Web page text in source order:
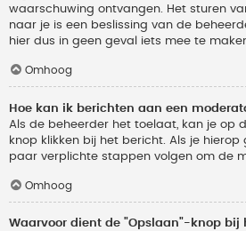
waarschuwing ontvangen. Het sturen
naar je is een beslissing van de
hier dus in geen geval iets mee te
Omhoog
Hoe kan ik berichten aan een
Als de beheerder het toelaat, kan je op
knop klikken bij het bericht. Als je hierop
paar verplichte stappen volgen om de
Omhoog
Waarvoor dient de "Opslaan"-knop bij